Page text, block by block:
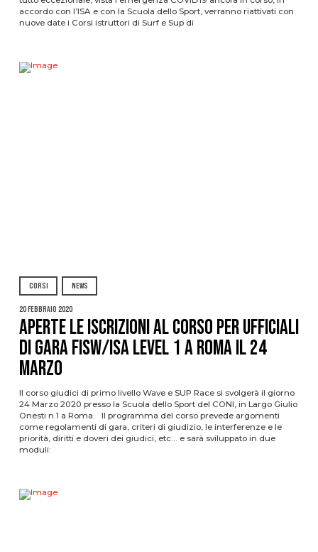
accordo con l’ISA e con la Scuola dello Sport, verranno riattivati con
nuove date i Corsi istruttori di Surf e Sup di
CORSI NEWS
20 Febbraio 2020
Aperte le Iscrizioni al Corso per Ufficiali
di Gara FISW/ISA Level 1 a Roma il 24
Marzo
Il corso giudici di primo livello Wave e SUP Race si svolgerà il giorno
24 Marzo 2020 presso la Scuola dello Sport del CONI, in Largo Giulio
Onesti n.1 a Roma. Il programma del corso prevede argomenti
come regolamenti di gara, criteri di giudizio, le interferenze e le
priorità, diritti e doveri dei giudici, etc… e sarà sviluppato in due
moduli: